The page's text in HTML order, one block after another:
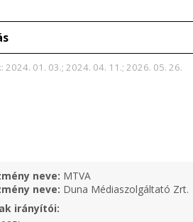
2024. 01. 03.; 2024. 04. 11.; 2026. 05. 26.
neve: MTVA
neve: Duna Médiaszolgáltató Zrt.
irányítói: